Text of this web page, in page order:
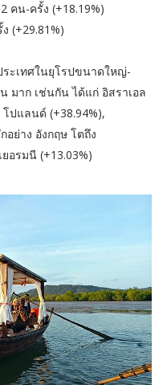
คน-ครั้ง (+18.19%)
(+29.81%)
ระเทศในยุโรปขนาดใหญ่-
มาก เช่นกัน ได้แก่ อิสราเอล
โปแลนด์ (+38.94%),
ย่าง อังกฤษ โตถึง
ยอรมนี (+13.03%)